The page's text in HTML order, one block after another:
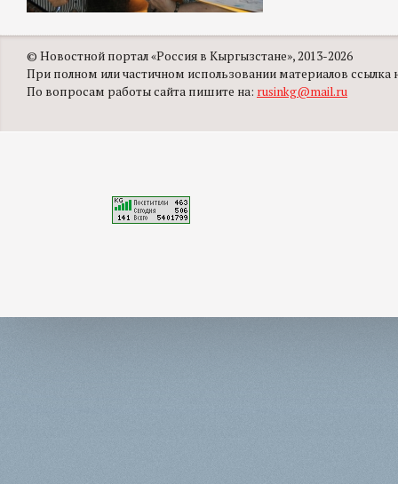
© Новостной портал «Россия в Кыргызстане», 2013-2026
При полном или частичном использовании материалов ссылка
По вопросам работы сайта пишите на: rusinkg@mail.ru